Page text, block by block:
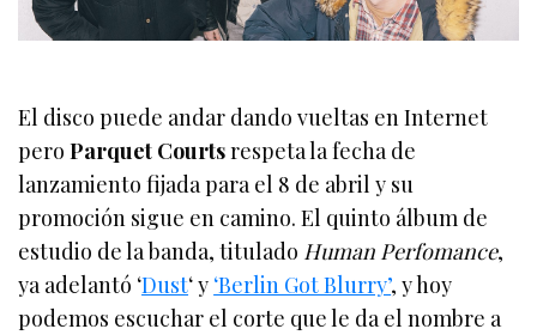
El disco puede andar dando vueltas en Internet
peroParquet Courtsrespeta la fecha de
lanzamiento fijada para el 8 de abril y su
promoción sigue en camino. El quinto álbum de
estudio de la banda, titulado Human Perfomance,
ya adelantó ‘Dust‘ y ‘Berlin Got Blurry’, y hoy
podemos escuchar el corte que le da el nombre a